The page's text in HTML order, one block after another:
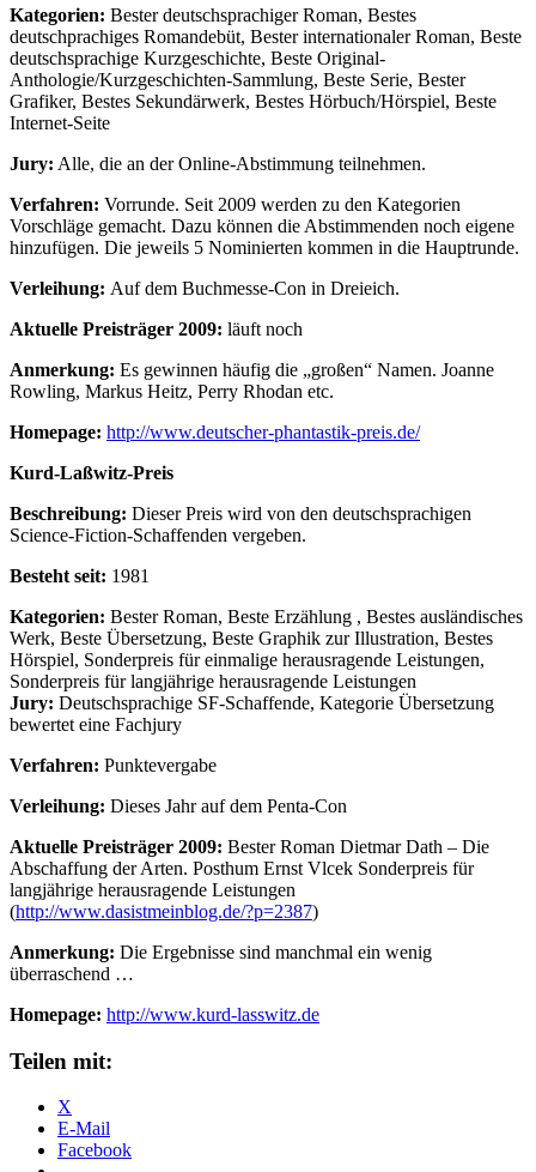
Kategorien: Bester deutschsprachiger Roman, Bestes
deutschprachiges Romandebüt, Bester internationaler Roman, Beste
deutschsprachige Kurzgeschichte, Beste Original-
Anthologie/Kurzgeschichten-Sammlung, Beste Serie, Bester
Grafiker, Bestes Sekundärwerk, Bestes Hörbuch/Hörspiel, Beste
Internet-Seite
Jury: Alle, die an der Online-Abstimmung teilnehmen.
Verfahren: Vorrunde. Seit 2009 werden zu den Kategorien
Vorschläge gemacht. Dazu können die Abstimmenden noch eigene
hinzufügen. Die jeweils 5 Nominierten kommen in die Hauptrunde.
Verleihung: Auf dem Buchmesse-Con in Dreieich.
Aktuelle Preisträger 2009: läuft noch
Anmerkung: Es gewinnen häufig die „großen“ Namen. Joanne
Rowling, Markus Heitz, Perry Rhodan etc.
Homepage: http://www.deutscher-phantastik-preis.de/
Kurd-Laßwitz-Preis
Beschreibung: Dieser Preis wird von den deutschsprachigen
Science-Fiction-Schaffenden vergeben.
Besteht seit: 1981
Kategorien: Bester Roman, Beste Erzählung , Bestes ausländisches
Werk, Beste Übersetzung, Beste Graphik zur Illustration, Bestes
Hörspiel, Sonderpreis für einmalige herausragende Leistungen,
Sonderpreis für langjährige herausragende Leistungen
Jury: Deutschsprachige SF-Schaffende, Kategorie Übersetzung
bewertet eine Fachjury
Verfahren: Punktevergabe
Verleihung: Dieses Jahr auf dem Penta-Con
Aktuelle Preisträger 2009: Bester Roman Dietmar Dath – Die
Abschaffung der Arten. Posthum Ernst Vlcek Sonderpreis für
langjährige herausragende Leistungen
(http://www.dasistmeinblog.de/?p=2387)
Anmerkung: Die Ergebnisse sind manchmal ein wenig
überraschend …
Homepage: http://www.kurd-lasswitz.de
Teilen mit:
X
E-Mail
Facebook